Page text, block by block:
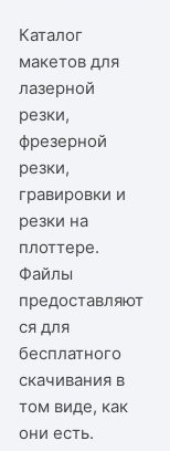
Каталог
макетов для
лазерной
резки,
фрезерной
резки,
гравировки и
резки на
плоттере.
Файлы
предоставляют
ся для
бесплатного
скачивания в
том виде, как
они есть.